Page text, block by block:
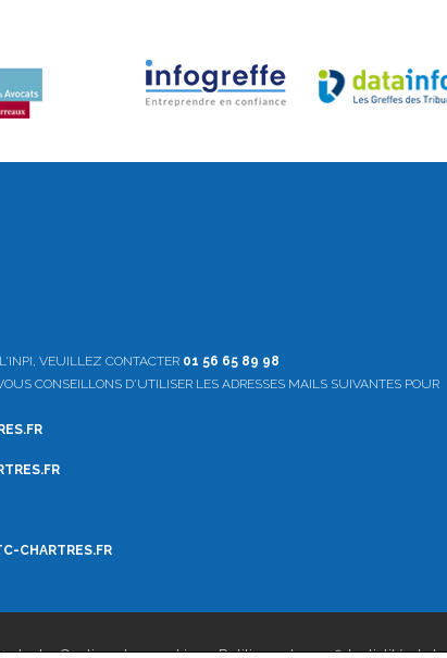
VEUILLEZ CONTACTER 01 56 65 89 98
CONSEILLONS D'UTILISER LES ADRESSES MAILS SUIVANTES POUR
CHARTRES.FR